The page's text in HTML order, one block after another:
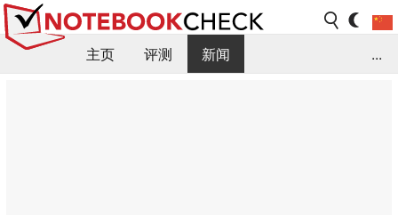
主页 评测
新闻
...